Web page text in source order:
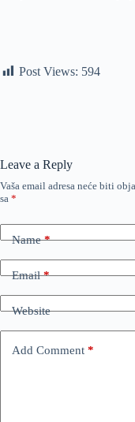
Post Views: 594
Leave a Reply
Vaša email adresa neće biti
sa *
Name*
Email*
Website
Add Comment *